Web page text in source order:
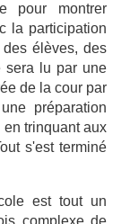
pour montrer
la participation
élèves, des
lu par une
de la cour par
préparation
trinquant aux
s'est terminé
est tout un